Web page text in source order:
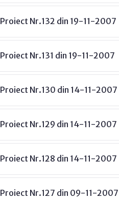
Proiect Nr.132 din 19-11-2007
Proiect Nr.131 din 19-11-2007
Proiect Nr.130 din 14-11-2007
Proiect Nr.129 din 14-11-2007
Proiect Nr.128 din 14-11-2007
Proiect Nr.127 din 09-11-2007